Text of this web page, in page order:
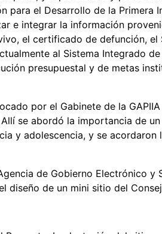
para el Desarrollo de la Primera
e integrar la información
el certificado de defunción, el
al Sistema Integrado
presupuestal y de metas
por el Gabinete de la
se abordó la importancia de
y adolescencia, y se acordaron
de Gobierno Electrónico y
diseño de un mini sitio del